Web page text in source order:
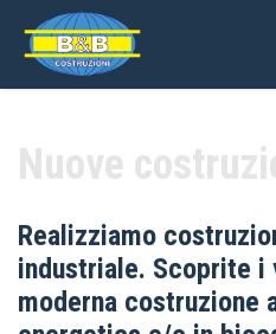
Nuove
Realizziamo
industriale. Scoprite i
moderna costruzione